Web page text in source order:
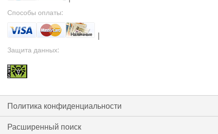
Способы оплаты:
|
Защита данных:
Политика конфиденциальности
Расширенный поиск